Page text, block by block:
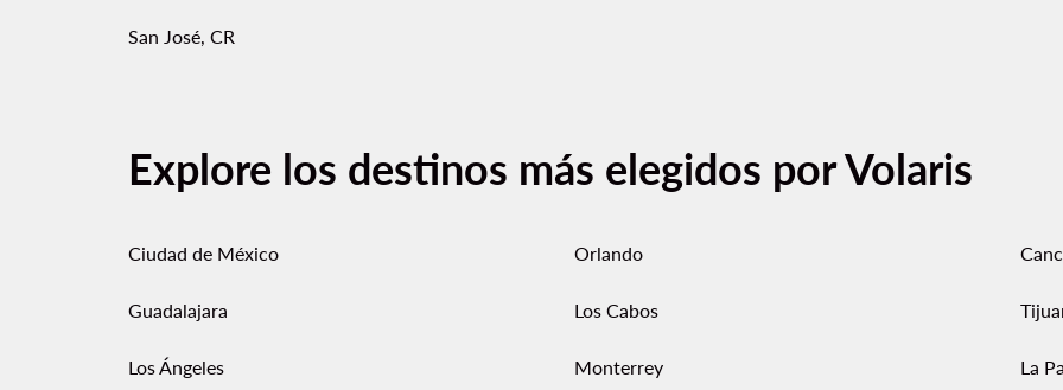
San José, CR
Explore los destinos más elegidos por Volaris
Ciudad de México Orlando
Guadalajara Los Cabos
Los Ángeles Monterrey La